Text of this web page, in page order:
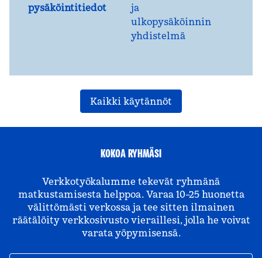
pysäköintitiedot
ja
ulkopysäköinnin
yhdistelmä
Kaikki käytännöt
KOKOA RYHMÄSI
Verkkotyökalumme tekevät ryhmänä
matkustamisesta helppoa. Varaa 10–25 huonetta
välittömästi verkossa ja tee sitten ilmainen
räätälöity verkkosivusto vieraillesi, jolla he voivat
varata yöpymisensä.